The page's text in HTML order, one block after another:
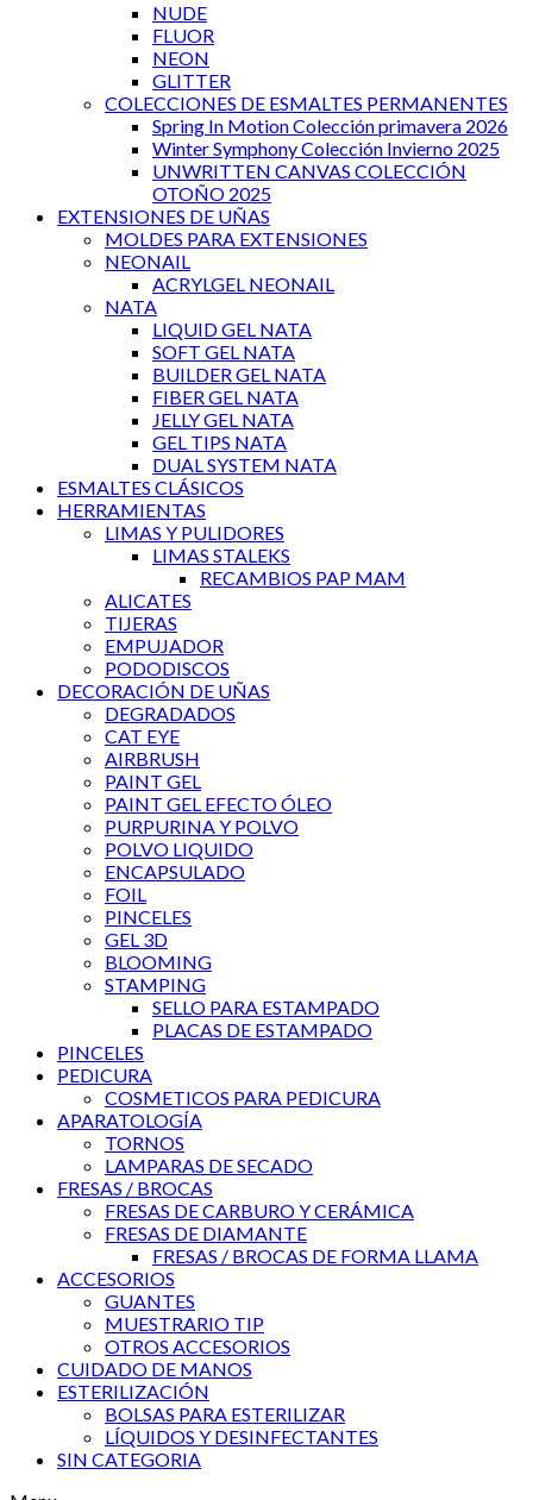
NUDE
FLUOR
NEON
GLITTER
COLECCIONES DE ESMALTES PERMANENTES
Spring In Motion Colección primavera 2026
Winter Symphony Colección Invierno 2025
UNWRITTEN CANVAS COLECCIÓN
OTOÑO 2025
EXTENSIONES DE UÑAS
MOLDES PARA EXTENSIONES
NEONAIL
ACRYLGEL NEONAIL
NATA
LIQUID GEL NATA
SOFT GEL NATA
BUILDER GEL NATA
FIBER GEL NATA
JELLY GEL NATA
GEL TIPS NATA
DUAL SYSTEM NATA
ESMALTES CLÁSICOS
HERRAMIENTAS
LIMAS Y PULIDORES
LIMAS STALEKS
RECAMBIOS PAP MAM
ALICATES
TIJERAS
EMPUJADOR
PODODISCOS
DECORACIÓN DE UÑAS
DEGRADADOS
CAT EYE
AIRBRUSH
PAINT GEL
PAINT GEL EFECTO ÓLEO
PURPURINA Y POLVO
POLVO LIQUIDO
ENCAPSULADO
FOIL
PINCELES
GEL 3D
BLOOMING
STAMPING
SELLO PARA ESTAMPADO
PLACAS DE ESTAMPADO
PINCELES
PEDICURA
COSMETICOS PARA PEDICURA
APARATOLOGÍA
TORNOS
LAMPARAS DE SECADO
FRESAS / BROCAS
FRESAS DE CARBURO Y CERÁMICA
FRESAS DE DIAMANTE
FRESAS / BROCAS DE FORMA LLAMA
ACCESORIOS
GUANTES
MUESTRARIO TIP
OTROS ACCESORIOS
CUIDADO DE MANOS
ESTERILIZACIÓN
BOLSAS PARA ESTERILIZAR
LÍQUIDOS Y DESINFECTANTES
SIN CATEGORIA